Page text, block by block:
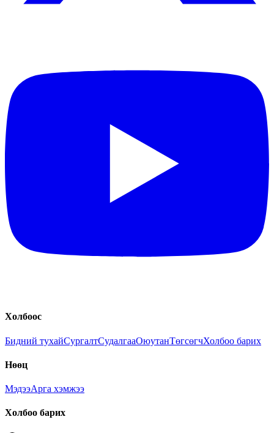
Холбоос
Бидний тухайСургалтСудалгааОюутанТөгсөгчХолбоо барих
Нөөц
МэдээАрга хэмжээ
Холбоо барих